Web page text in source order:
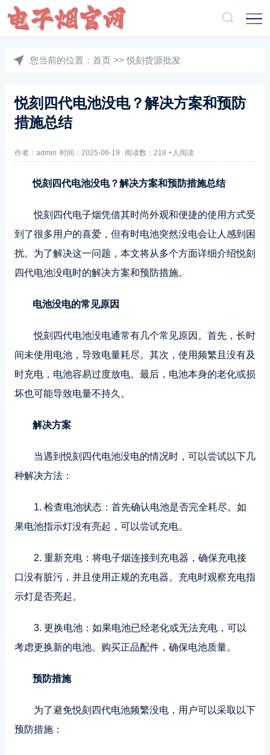
您当前的位置： 首页 >> 悦刻货源批发
悦刻四代电池没电？解决方案和预防
措施总结
作者：admin 时间：2025-06-19 阅读数：218 +人阅读
悦刻四代电池没电？解决方案和预防措施总结
悦刻四代电子烟凭借其时尚外观和便捷的使用方式受
到了很多用户的喜爱，但有时电池突然没电会让人感到困
扰。为了解决这一问题，本文将从多个方面详细介绍悦刻
四代电池没电时的解决方案和预防措施。
电池没电的常见原因
悦刻四代电池没电通常有几个常见原因。首先，长时
间未使用电池，导致电量耗尽。其次，使用频繁且没有及
时充电，电池容易过度放电。最后，电池本身的老化或损
坏也可能导致电量不持久。
解决方案
当遇到悦刻四代电池没电的情况时，可以尝试以下几
种解决方法：
1. 检查电池状态：首先确认电池是否完全耗尽。如
果电池指示灯没有亮起，可以尝试充电。
2. 重新充电：将电子烟连接到充电器，确保充电接
口没有脏污，并且使用正规的充电器。充电时观察充电指
示灯是否亮起。
3. 更换电池：如果电池已经老化或无法充电，可以
考虑更换新的电池。购买正品配件，确保电池质量。
预防措施
为了避免悦刻四代电池频繁没电，用户可以采取以下
预防措施：